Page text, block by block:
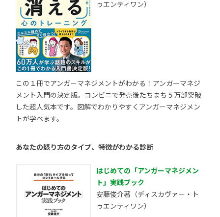
ゥエンティワン）
この１冊でアンガーマネジメントがわかる！アンガーマネジ
メント入門の決定版。コンビニで発売後たちまち５万部突破
した超人気本です。図解でわかりやすくアンガーマネジメン
トが学べます。
あなたの怒り方のタイプ、特徴がわかる診断
はじめての「アンガーマネジメン
ト」実践ブック
安藤俊介著（ディスカヴァー・ト
ゥエンティワン）